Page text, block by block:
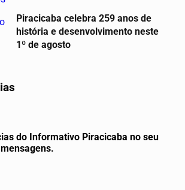
Piracicaba celebra 259 anos de
história e desenvolvimento neste
1º de agosto
do Informativo Piracicaba no seu